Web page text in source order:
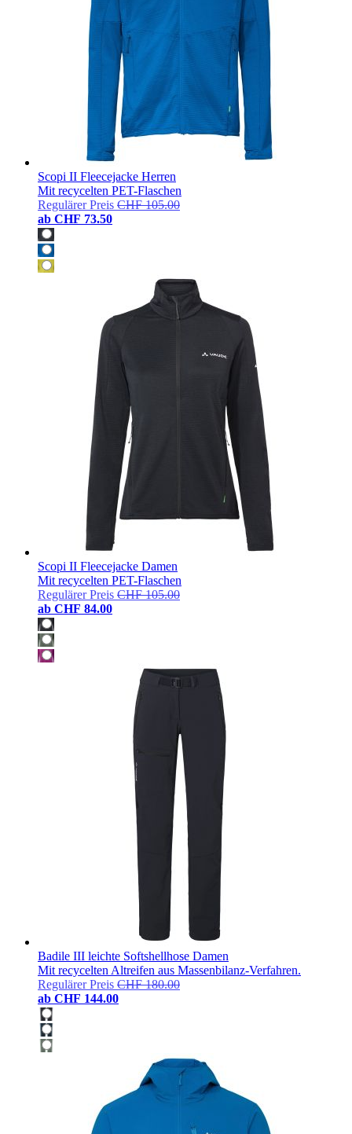
Scopi II Fleecejacke Herren
Mit recycelten PET-Flaschen
Regulärer Preis CHF 105.00
ab CHF 73.50
Scopi II Fleecejacke Damen
Mit recycelten PET-Flaschen
Regulärer Preis CHF 105.00
ab CHF 84.00
Badile III leichte Softshellhose Damen
Mit recycelten Altreifen aus Massenbilanz-Verfahren.
Regulärer Preis CHF 180.00
ab CHF 144.00